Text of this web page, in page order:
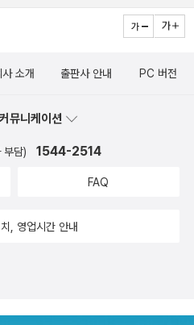
사 소개 출판사 안내 PC 버전
뮤니케이션
부담) 1544-2514
FAQ
, 영업시간 안내